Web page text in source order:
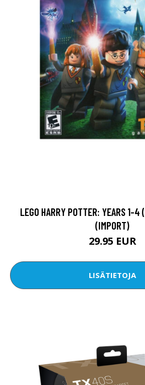
LEGO HARRY POTTER: YEARS 1-
(IMPORT)
29.95 EUR
LISÄTIETOJA